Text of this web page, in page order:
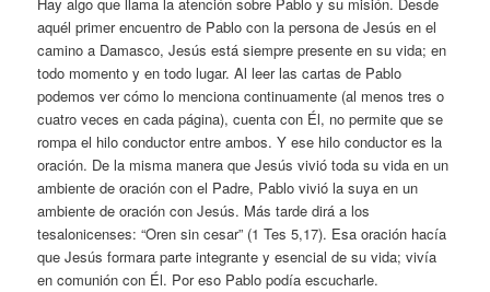
Hay algo que llama la atención sobre Pablo y su misión. Desde
aquél primer encuentro de Pablo con la persona de Jesús en el
camino a Damasco, Jesús está siempre presente en su vida; en
todo momento y en todo lugar. Al leer las cartas de Pablo
podemos ver cómo lo menciona continuamente (al menos tres o
cuatro veces en cada página), cuenta con Él, no permite que se
rompa el hilo conductor entre ambos. Y ese hilo conductor es la
oración. De la misma manera que Jesús vivió toda su vida en un
ambiente de oración con el Padre, Pablo vivió la suya en un
ambiente de oración con Jesús. Más tarde dirá a los
tesalonicenses: “Oren sin cesar” (1 Tes 5,17). Esa oración hacía
que Jesús formara parte integrante y esencial de su vida; vivía
en comunión con Él. Por eso Pablo podía escucharle.